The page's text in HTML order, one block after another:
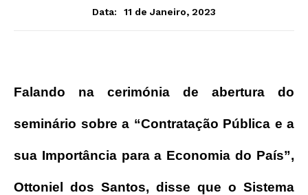
Data:
11 de Janeiro, 2023
Falando na cerimónia de abertura do
seminário sobre a “Contratação Pública e a
sua Importância para a Economia do País”,
Ottoniel dos Santos, disse que o Sistema